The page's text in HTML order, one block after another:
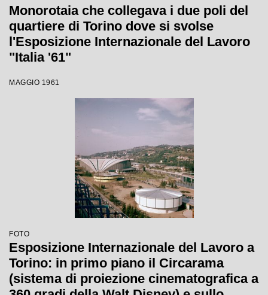
Monorotaia che collegava i due poli del
quartiere di Torino dove si svolse
l'Esposizione Internazionale del Lavoro
"Italia '61"
MAGGIO 1961
FOTO
Esposizione Internazionale del Lavoro a
Torino: in primo piano il Circarama
(sistema di proiezione cinematografica a